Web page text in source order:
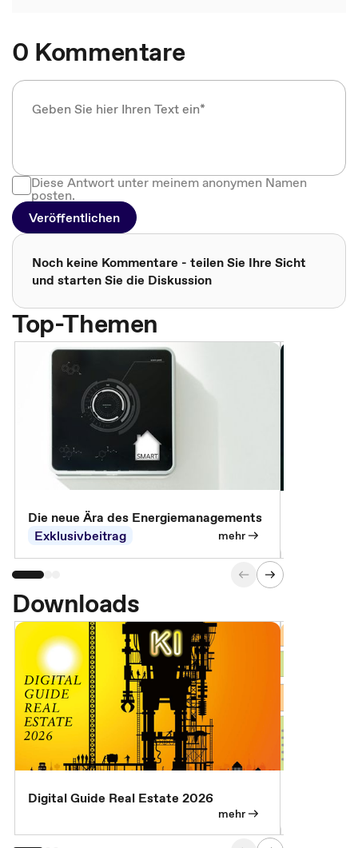
0 Kommentare
Diese Antwort unter meinem anonymen Namen
posten.
Veröffentlichen
Noch keine Kommentare - teilen Sie Ihre Sicht
und starten Sie die Diskussion
Top-Themen
Die neue Ära des Energiemanagements
Exklusivbeitrag
mehr
Downloads
Digital Guide Real Estate 2026
mehr